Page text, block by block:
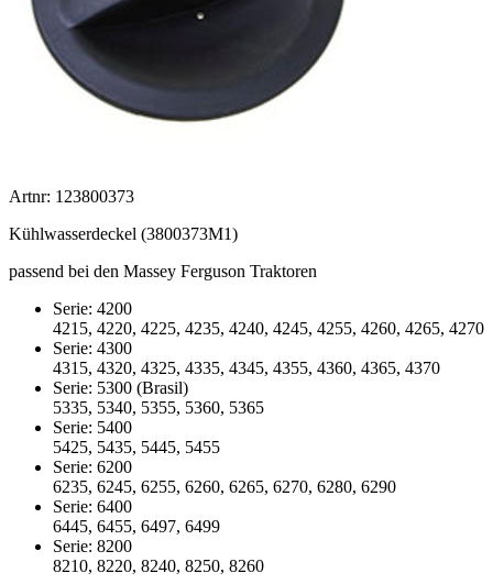
Artnr: 123800373
Kühlwasserdeckel (3800373M1)
passend bei den Massey Ferguson Traktoren
Serie: 4200
4215, 4220, 4225, 4235, 4240, 4245, 4255, 4260, 4265, 4270
Serie: 4300
4315, 4320, 4325, 4335, 4345, 4355, 4360, 4365, 4370
Serie: 5300 (Brasil)
5335, 5340, 5355, 5360, 5365
Serie: 5400
5425, 5435, 5445, 5455
Serie: 6200
6235, 6245, 6255, 6260, 6265, 6270, 6280, 6290
Serie: 6400
6445, 6455, 6497, 6499
Serie: 8200
8210, 8220, 8240, 8250, 8260